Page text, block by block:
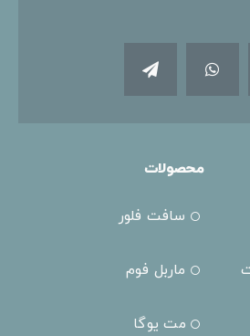
محصولات
سافت فلور
ماربل فوم
مت یوگا